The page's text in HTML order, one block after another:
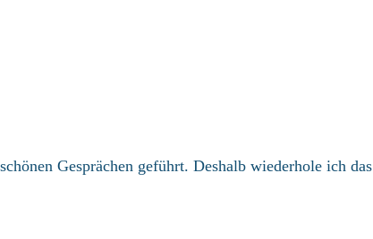
Gesprächen geführt. Deshalb wiederhole ich das